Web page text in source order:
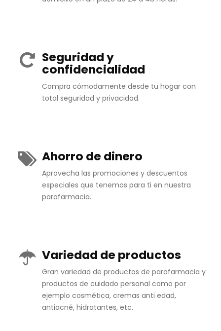
Seguridad y
confidencialidad
Compra cómodamente desde tu hogar con
total seguridad y privacidad.
Ahorro de dinero
Aprovecha las promociones y descuentos
especiales que tenemos para ti en nuestra
parafarmacia.
Variedad de productos
Gran variedad de productos de parafarmacia y
productos de cuidado personal como por
ejemplo cosmética, cremas anti edad,
antiacné, hidratantes, etc.